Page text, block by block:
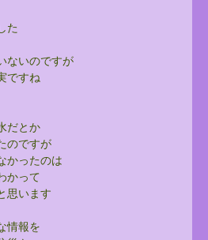
た
ないのですが
ですね
だとか
のですが
かったのは
かって
思います
情報を